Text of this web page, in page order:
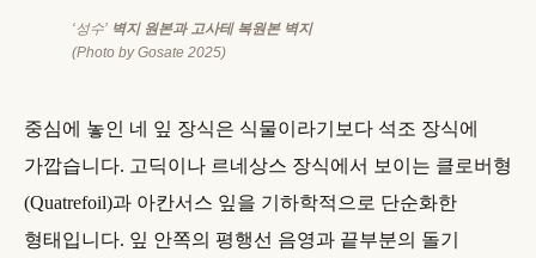
‘성수’ 벽지 원본과 고사테 복원본 벽지
(Photo by Gosate 2025)
중심에 놓인 네 잎 장식은 식물이라기보다 석조 장식에
가깝습니다. 고딕이나 르네상스 장식에서 보이는 클로버형
(Quatrefoil)과 아칸서스 잎을 기하학적으로 단순화한
형태입니다. 잎 안쪽의 평행선 음영과 끝부분의 돌기